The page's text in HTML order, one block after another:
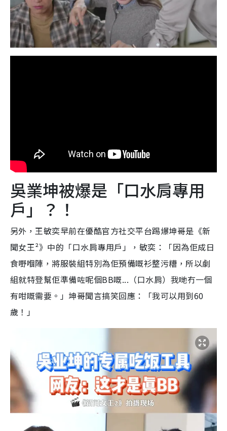
吳業坤被爆是「口水肩專用
戶」？！
另外，王敏奕早前在優酷官方社交平台踢爆坤哥是《新
聞女王²》中的「口水肩專用戶」，敏奕：「因為佢成日
食嘢嗰陣，將服裝組特別為佢預備嘅衫整污糟，所以劇
組就特登幫佢準備咗呢個BB嘅...（口水肩）我哋冇一個
有咁嘅需要。」坤哥聞言搞笑回應：「我可以用到60
歲！」